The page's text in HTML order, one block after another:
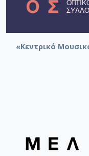
«Κεντρικό